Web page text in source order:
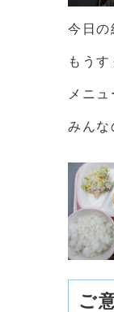
今日の
もう
メニ
みんな
ご